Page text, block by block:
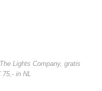
Lights Company, gratis
75,- in NL